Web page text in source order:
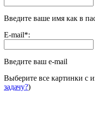
Введите ваше имя как в
E-mail*:
Введите ваш e-mail
Выберите все картинки с
задачу?)